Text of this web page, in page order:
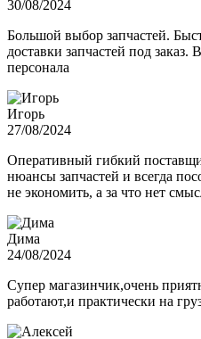
30/08/2024
Большой выбор запчастей.
доставки запчастей под
персонала
Игорь
27/08/2024
Оперативный гибкий
нюансы запчастей и всегда
не экономить, а за что нет
Дима
24/08/2024
Супер магазинчик,очень
работают,и практически на